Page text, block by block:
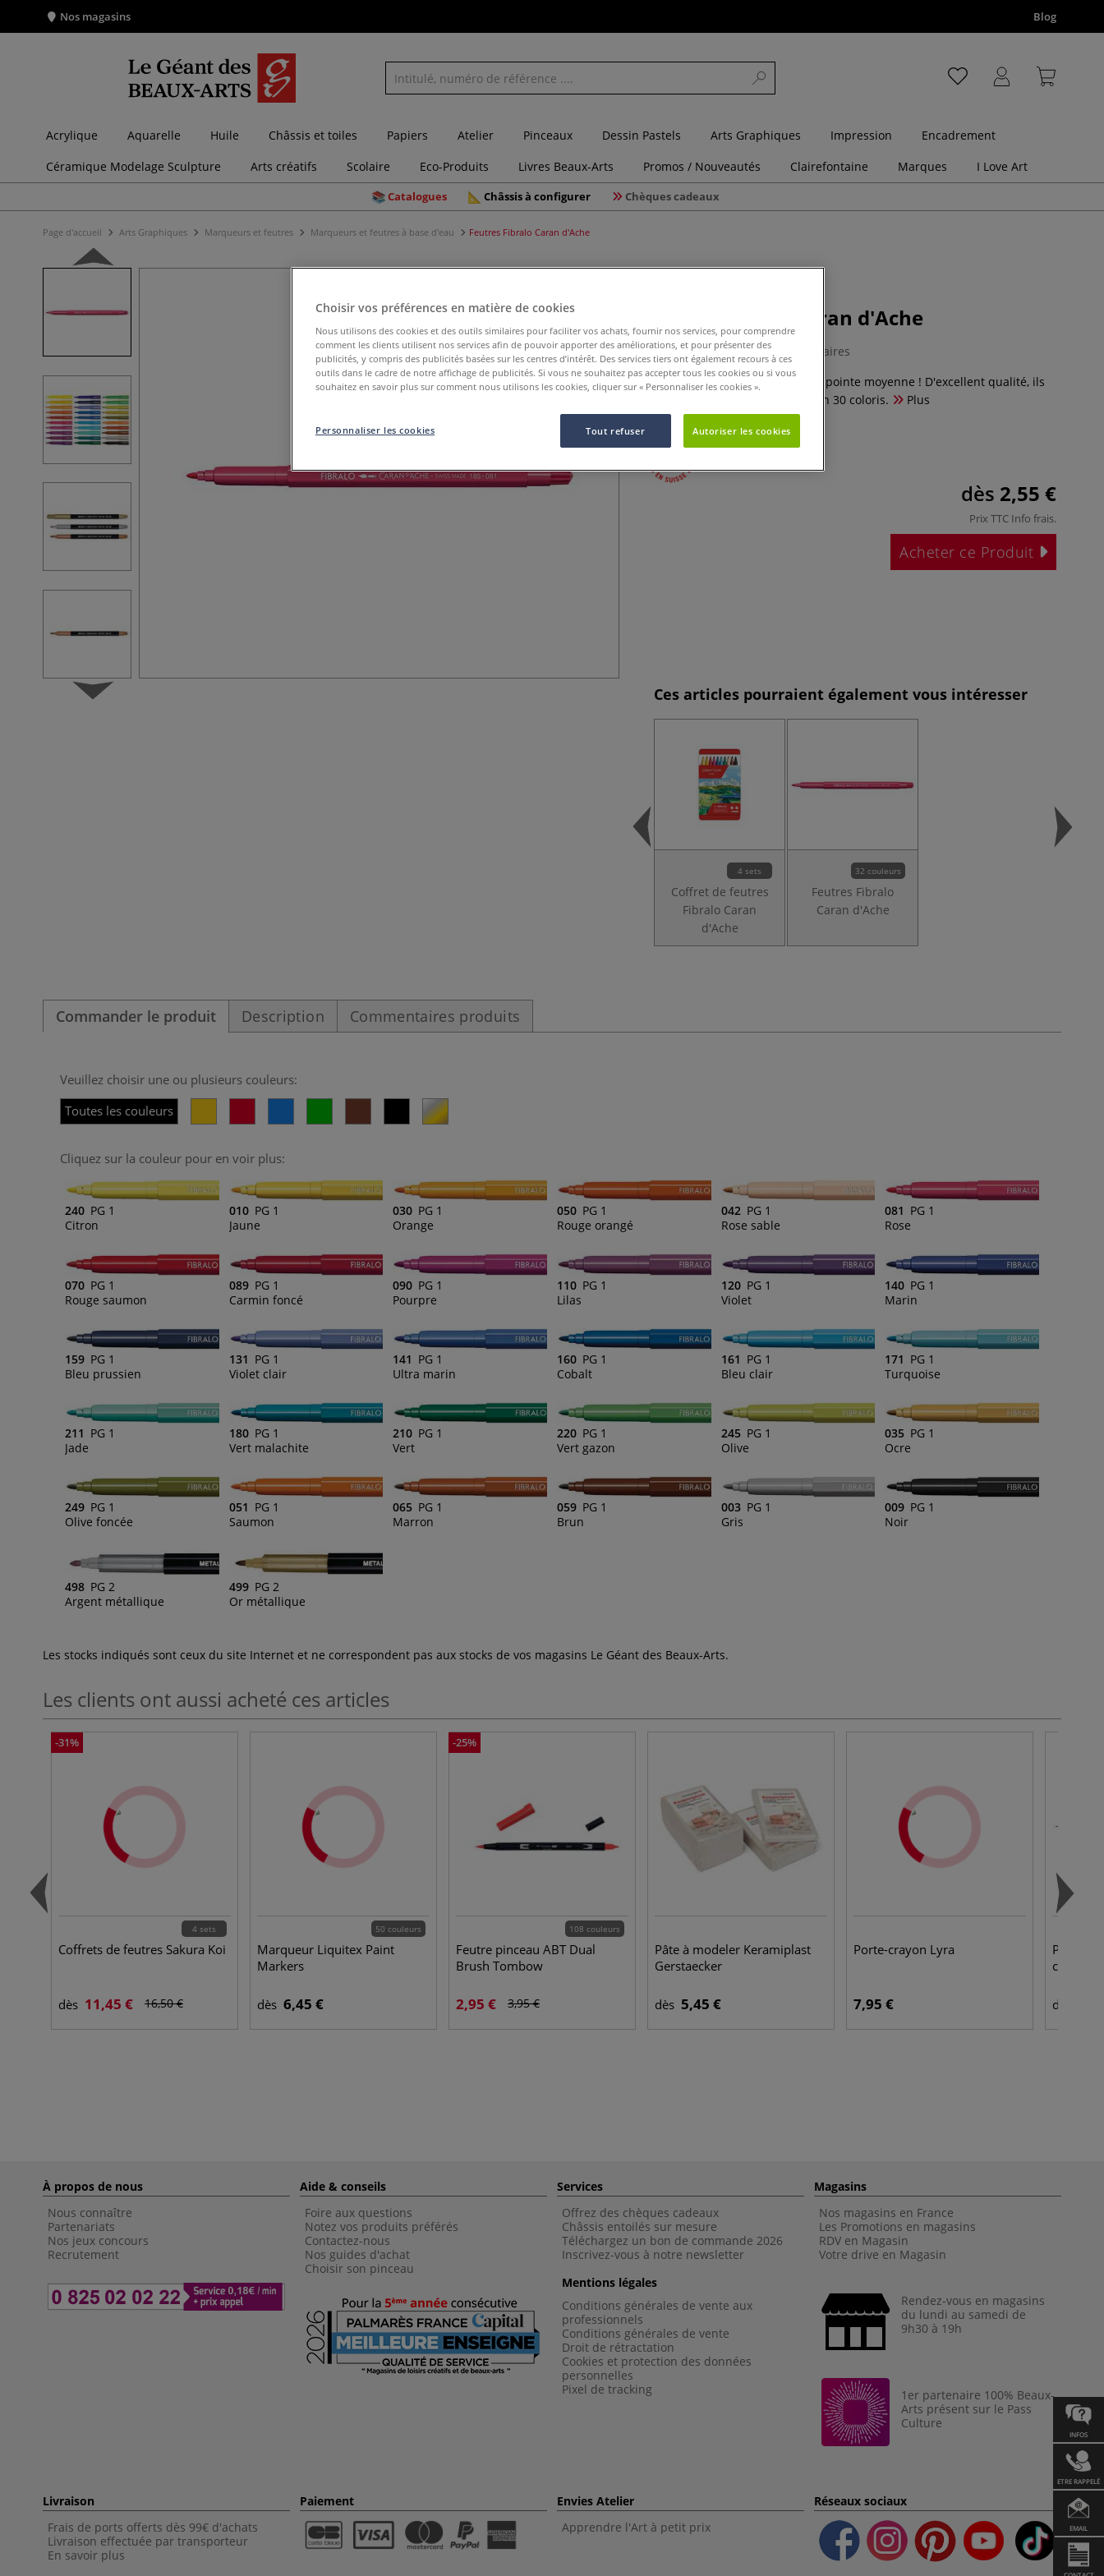
INFOS
ETRE RAPPELÉ
EMAIL
Nos magasins Blog
Acrylique Aquarelle Huile Châssis et toiles Papiers Atelier Pinceaux Dessin Pastels Arts Graphiques Impression
Encadrement
Céramique Modelage Sculpture
Arts créatifs Scolaire Eco-Produits Livres Beaux-Arts Promos / Nouveautés Clairefontaine Marques I Love Art
Catalogues Châssis à configurer Chèques cadeaux
Page d'accueil Arts Graphiques Marqueurs et feutres Marqueurs et feutres à base d'eau Feutres Fibralo Caran d'Ache
Feutres Fibralo Caran d'Ache
0 Commentaires
Découvrez ces feutres FIBRALO à pointe moyenne ! D'excellent qualité, ils
sont garantis 3 ans. Disponible en 30 coloris.
Plus
dès 2,55 €
Prix TTC Info frais.
Acheter ce Produit
Ces articles pourraient également vous intéresser
4 sets
Coffret de feutres
Fibralo Caran
d'Ache
32 couleurs
Feutres Fibralo
Caran d'Ache
Commander le produit Description Commentaires produits
Veuillez choisir une ou plusieurs couleurs:
Toutes les couleurs
Cliquez sur la couleur pour en voir plus:
240 PG 1
Citron
010 PG 1
Jaune
030 PG 1
Orange
050 PG 1
Rouge orangé
042 PG 1
Rose sable
081 PG 1
Rose
070 PG 1
Rouge saumon
089 PG 1
Carmin foncé
090 PG 1
Pourpre
110 PG 1
Lilas
120 PG 1
Violet
140 PG 1
Marin
159 PG 1
Bleu prussien
131 PG 1
Violet clair
141 PG 1
Ultra marin
160 PG 1
Cobalt
161 PG 1
Bleu clair
171 PG 1
Turquoise
211 PG 1
Jade
180 PG 1
Vert malachite
210 PG 1
Vert
220 PG 1
Vert gazon
245 PG 1
Olive
035 PG 1
Ocre
249 PG 1
Olive foncée
051 PG 1
Saumon
065 PG 1
Marron
059 PG 1
Brun
003 PG 1
Gris
009 PG 1
Noir
498 PG 2
Argent métallique
499 PG 2
Or métallique
Les stocks indiqués sont ceux du site Internet et ne correspondent pas aux stocks de vos magasins Le Géant des Beaux-Arts.
Les clients ont aussi acheté ces articles
-31%
4 sets
Coffrets de feutres Sakura Koi
dès 11,45 € 16,50 €
50 couleurs
Marqueur Liquitex Paint
Markers
dès 6,45 €
-25%
108 couleurs
Feutre pinceau ABT Dual
Brush Tombow
2,95 € 3,95 €
Pâte à modeler Keramiplast
Gerstaecker
dès 5,45 €
Porte-crayon Lyra
7,95 €
Pinceau
courte,
dès
À propos de nous
Nous connaître
Partenariats
Nos jeux concours
Recrutement
Aide & conseils
Foire aux questions
Notez vos produits préférés
Contactez-nous
Nos guides d'achat
Choisir son pinceau
Services
Offrez des chèques cadeaux
Châssis entoilés sur mesure
Téléchargez un bon de commande 2026
Inscrivez-vous à notre newsletter
Mentions légales
Conditions générales de vente aux
professionnels
Conditions générales de vente
Droit de rétractation
Cookies et protection des données
personnelles
Pixel de tracking
Magasins
Nos magasins en France
Les Promotions en magasins
RDV en Magasin
Votre drive en Magasin
Rendez-vous en magasins
du lundi au samedi de
9h30 à 19h
1er partenaire 100% Beaux-
Arts présent sur le Pass
Culture
Livraison
Frais de ports offerts dès 99€ d'achats
Livraison effectuée par transporteur
En savoir plus
Paiement
Envies Atelier
Apprendre l'Art à petit prix
Réseaux sociaux
Choisir vos préférences en matière de cookies
Nous utilisons des cookies et des outils similaires pour faciliter vos achats, fournir nos services, pour comprendre
comment les clients utilisent nos services afin de pouvoir apporter des améliorations, et pour présenter des
publicités, y compris des publicités basées sur les centres d’intérêt. Des services tiers ont également recours à ces
outils dans le cadre de notre affichage de publicités. Si vous ne souhaitez pas accepter tous les cookies ou si vous
souhaitez en savoir plus sur comment nous utilisons les cookies, cliquer sur « Personnaliser les cookies ».
Tout refuser Autoriser les cookies
Personnaliser les cookies